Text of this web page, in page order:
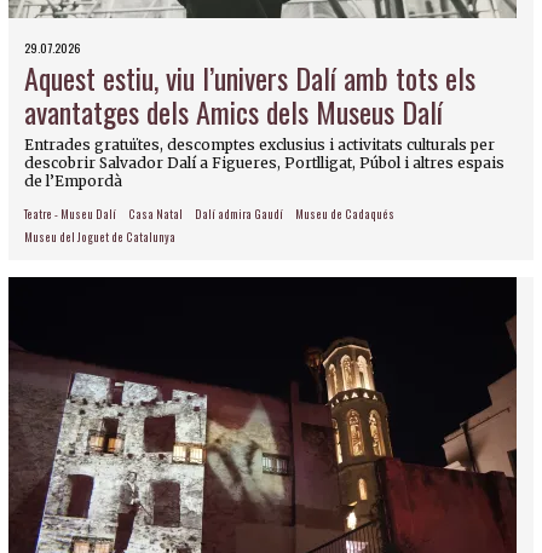
29.07.2026
Aquest estiu, viu l’univers Dalí amb tots els
avantatges dels Amics dels Museus Dalí
Entrades gratuïtes, descomptes exclusius i activitats culturals per
descobrir Salvador Dalí a Figueres, Portlligat, Púbol i altres espais
de l’Empordà
Teatre - Museu Dalí Casa Natal Dalí admira Gaudí
Museu de Cadaqués
Museu del Joguet de Catalunya